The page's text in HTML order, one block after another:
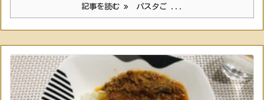
記事を読む パスタご ...